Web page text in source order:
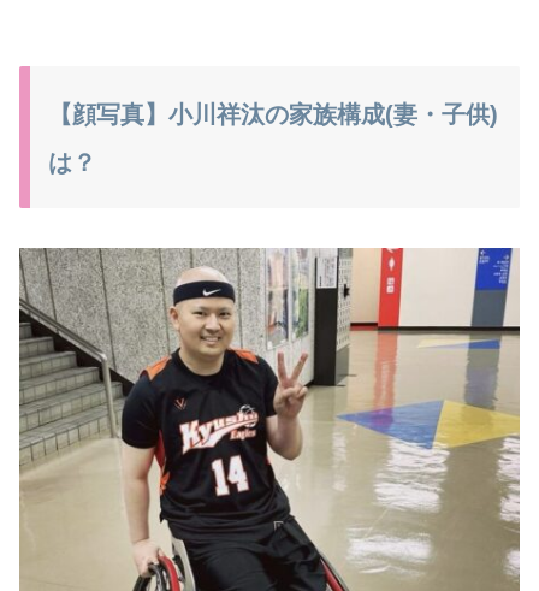
【顔写真】小川祥汰の家族構成(妻・子供)
は？